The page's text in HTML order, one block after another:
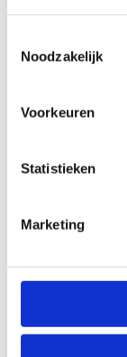
Noodzakelijk
Voorkeuren
Statistieken
Marketing